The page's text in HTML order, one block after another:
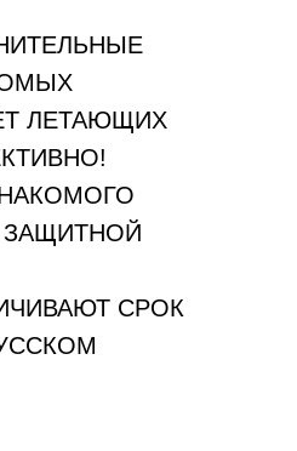
ЛЕТАЮЩИХ
ЗАЩИТНОЙ
СРОК